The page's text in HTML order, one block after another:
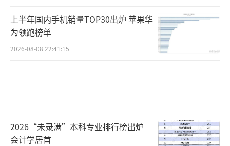
上半年国内手机销量TOP30出炉 苹果华
为领跑榜单
2026-08-08 22:41:15
2026“未录满”本科专业排行榜出炉
会计学居首